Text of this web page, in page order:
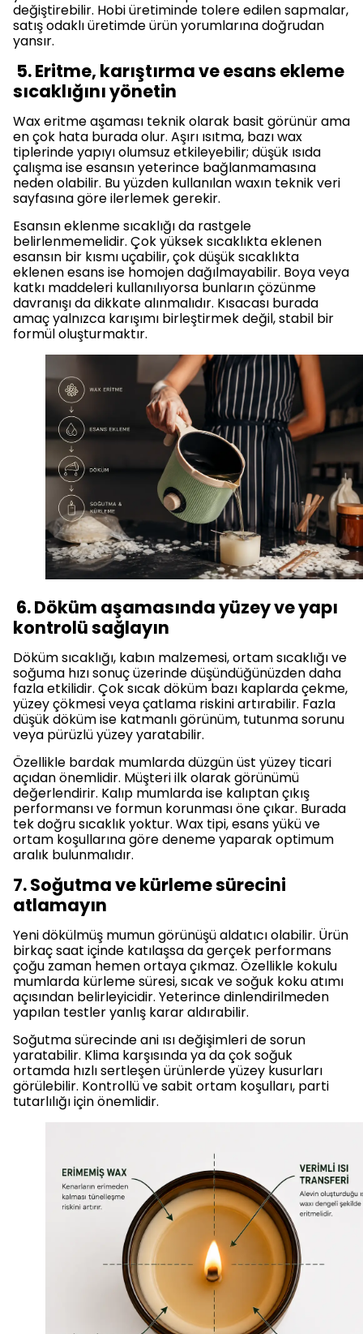
değiştirebilir. Hobi üretiminde tolere edilen sapmalar,
satış odaklı üretimde ürün yorumlarına doğrudan
yansır.
5. Eritme, karıştırma ve esans ekleme
sıcaklığını yönetin
Wax eritme aşaması teknik olarak basit görünür ama
en çok hata burada olur. Aşırı ısıtma, bazı wax
tiplerinde yapıyı olumsuz etkileyebilir; düşük ısıda
çalışma ise esansın yeterince bağlanmamasına
neden olabilir. Bu yüzden kullanılan waxın teknik veri
sayfasına göre ilerlemek gerekir.
Esansın eklenme sıcaklığı da rastgele
belirlenmemelidir. Çok yüksek sıcaklıkta eklenen
esansın bir kısmı uçabilir, çok düşük sıcaklıkta
eklenen esans ise homojen dağılmayabilir. Boya veya
katkı maddeleri kullanılıyorsa bunların çözünme
davranışı da dikkate alınmalıdır. Kısacası burada
amaç yalnızca karışımı birleştirmek değil, stabil bir
formül oluşturmaktır.
6. Döküm aşamasında yüzey ve yapı
kontrolü sağlayın
Döküm sıcaklığı, kabın malzemesi, ortam sıcaklığı ve
soğuma hızı sonuç üzerinde düşündüğünüzden daha
fazla etkilidir. Çok sıcak döküm bazı kaplarda çekme,
yüzey çökmesi veya çatlama riskini artırabilir. Fazla
düşük döküm ise katmanlı görünüm, tutunma sorunu
veya pürüzlü yüzey yaratabilir.
Özellikle bardak mumlarda düzgün üst yüzey ticari
açıdan önemlidir. Müşteri ilk olarak görünümü
değerlendirir. Kalıp mumlarda ise kalıptan çıkış
performansı ve formun korunması öne çıkar. Burada
tek doğru sıcaklık yoktur. Wax tipi, esans yükü ve
ortam koşullarına göre deneme yaparak optimum
aralık bulunmalıdır.
7. Soğutma ve kürleme sürecini
atlamayın
Yeni dökülmüş mumun görünüşü aldatıcı olabilir. Ürün
birkaç saat içinde katılaşsa da gerçek performans
çoğu zaman hemen ortaya çıkmaz. Özellikle kokulu
mumlarda kürleme süresi, sıcak ve soğuk koku atımı
açısından belirleyicidir. Yeterince dinlendirilmeden
yapılan testler yanlış karar aldırabilir.
Soğutma sürecinde ani ısı değişimleri de sorun
yaratabilir. Klima karşısında ya da çok soğuk
ortamda hızlı sertleşen ürünlerde yüzey kusurları
görülebilir. Kontrollü ve sabit ortam koşulları, parti
tutarlılığı için önemlidir.